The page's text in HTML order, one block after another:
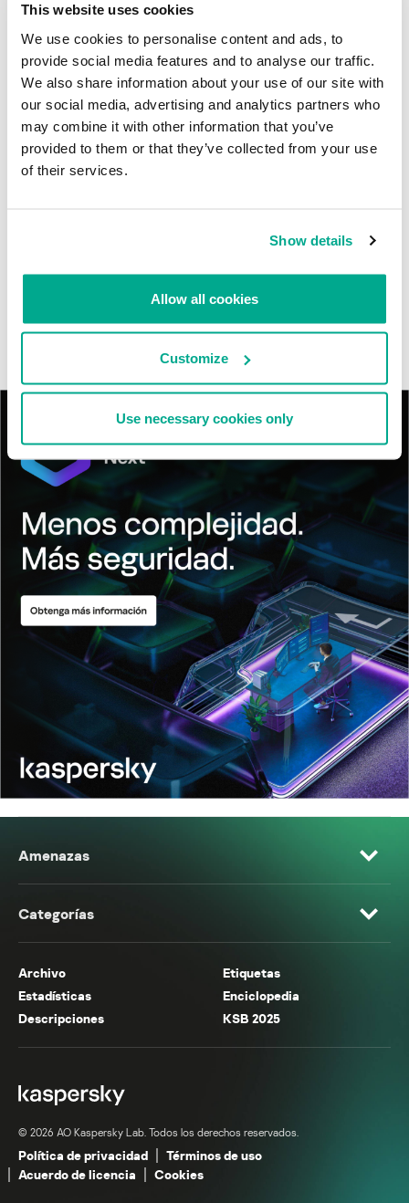
This website uses cookies
We use cookies to personalise content and ads, to
provide social media features and to analyse our traffic.
We also share information about your use of our site with
our social media, advertising and analytics partners who
may combine it with other information that you’ve
provided to them or that they’ve collected from your use
of their services.
Show details
Allow all cookies
Customize
Use necessary cookies only
INFORMES
BlindEagle vuela alto en LATAM
Kaspersky proporciona información sobre la actividad y los TTPs
del APT BlindEagle. Grupo que apunta a organizaciones e
individuos en Colombia, Ecuador, Chile, Panamá y otros países de
América Latina.
RevengeHotels: cibercrimen dirigido a recepciones de hotel
Amenazas
Categorías
Archivo
Etiquetas
Estadísticas
Enciclopedia
Descripciones
KSB 2025
© 2026 AO Kaspersky Lab. Todos los derechos reservados.
Política de privacidad
Términos de uso
Acuerdo de licencia
Cookies